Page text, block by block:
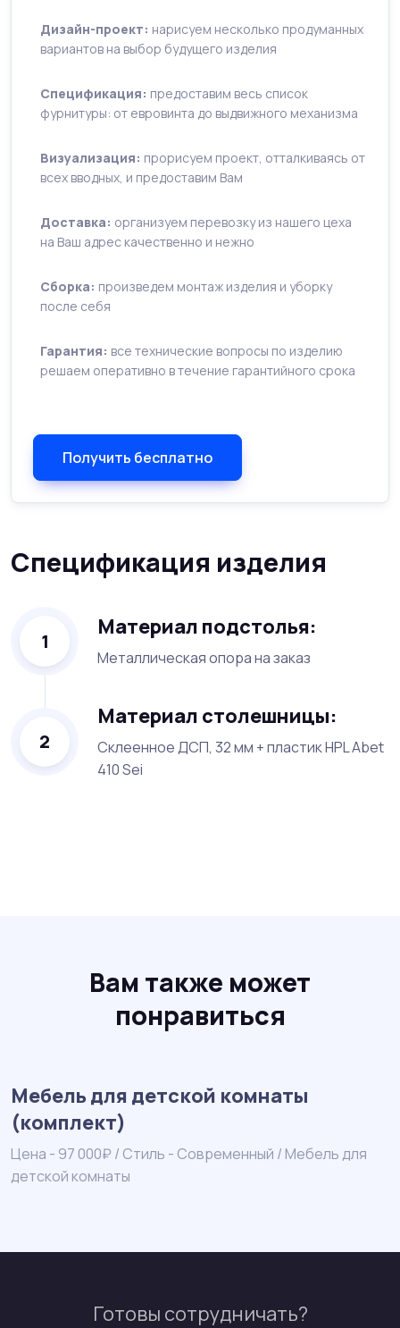
Дизайн-проект: нарисуем несколько продуманных
вариантов на выбор будущего изделия
Спецификация: предоставим весь список
фурнитуры: от евровинта до выдвижного механизма
Визуализация: прорисуем проект, отталкиваясь от
всех вводных, и предоставим Вам
Доставка: организуем перевозку из нашего цеха
на Ваш адрес качественно и нежно
Сборка: произведем монтаж изделия и уборку
после себя
Гарантия: все технические вопросы по изделию
решаем оперативно в течение гарантийного срока
Получить бесплатно
Спецификация изделия
1
Материал подстолья:
Металлическая опора на заказ
2
Материал столешницы:
Склеенное ДСП, 32 мм + пластик HPL Abet
410 Sei
Вам также может
понравиться
Мебель для детской комнаты
(комплект)
Цена - 97 000₽ / Стиль - Современный / Мебель для
детской комнаты
Готовы сотрудничать?